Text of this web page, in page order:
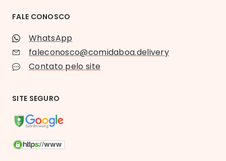
FALE CONOSCO
WhatsApp
faleconosco@comidaboa.delivery
Contato pelo site
SITE SEGURO